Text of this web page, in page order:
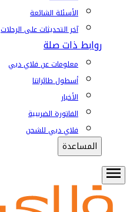
الأسئلة الشائعة
آخر التحديثات على الرحلات
روابط ذات صلة
معلومات عن فلاي دبي
أسطول طائراتنا
الأخبار
الفاتورة الضريبية
فلاي دبي للشحن
المساعدة